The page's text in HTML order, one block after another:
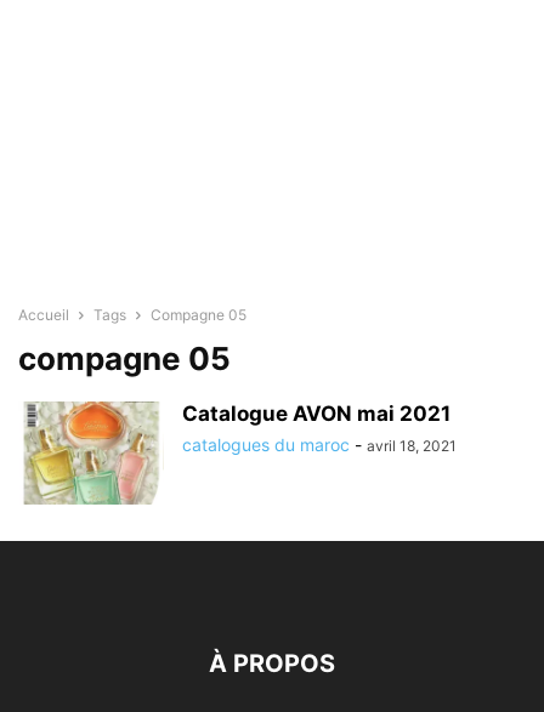
Accueil Tags Compagne 05
compagne 05
Catalogue AVON mai 2021
catalogues du maroc - avril 18, 2021
À PROPOS